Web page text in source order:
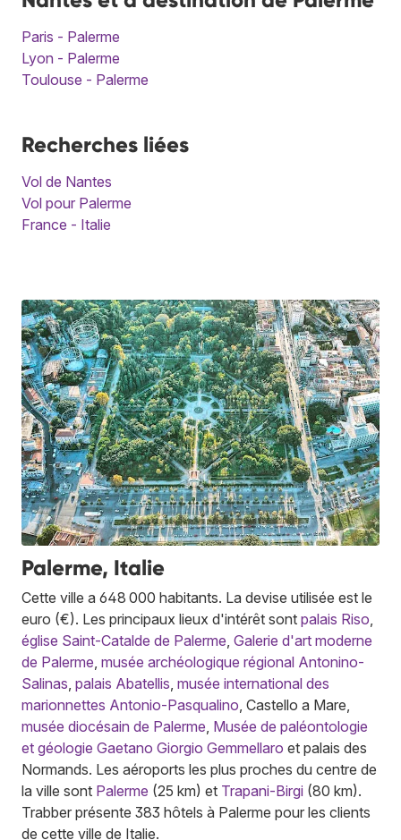
Paris - Palerme
Lyon - Palerme
Toulouse - Palerme
Recherches liées
Vol de Nantes
Vol pour Palerme
France - Italie
Palerme, Italie
Cette ville a 648 000 habitants. La devise utilisée est le
euro (€). Les principaux lieux d'intérêt sont palais Riso
église Saint-Catalde de Palerme Galerie d'art moderne
de Palerme musée archéologique régional Antonino-
Salinas palais Abatellis musée international des
marionnettes Antonio-Pasqualino , Castello a Mare,
musée diocésain de Palerme Musée de paléontologie
et géologie Gaetano Giorgio Gemmellaro et palais des
Normands. Les aéroports les plus proches du centre de
la ville sont Palerme (25 km) et Trapani-Birgi (80 km).
Trabber présente 383 hôtels à Palerme pour les clients
de cette ville de Italie.